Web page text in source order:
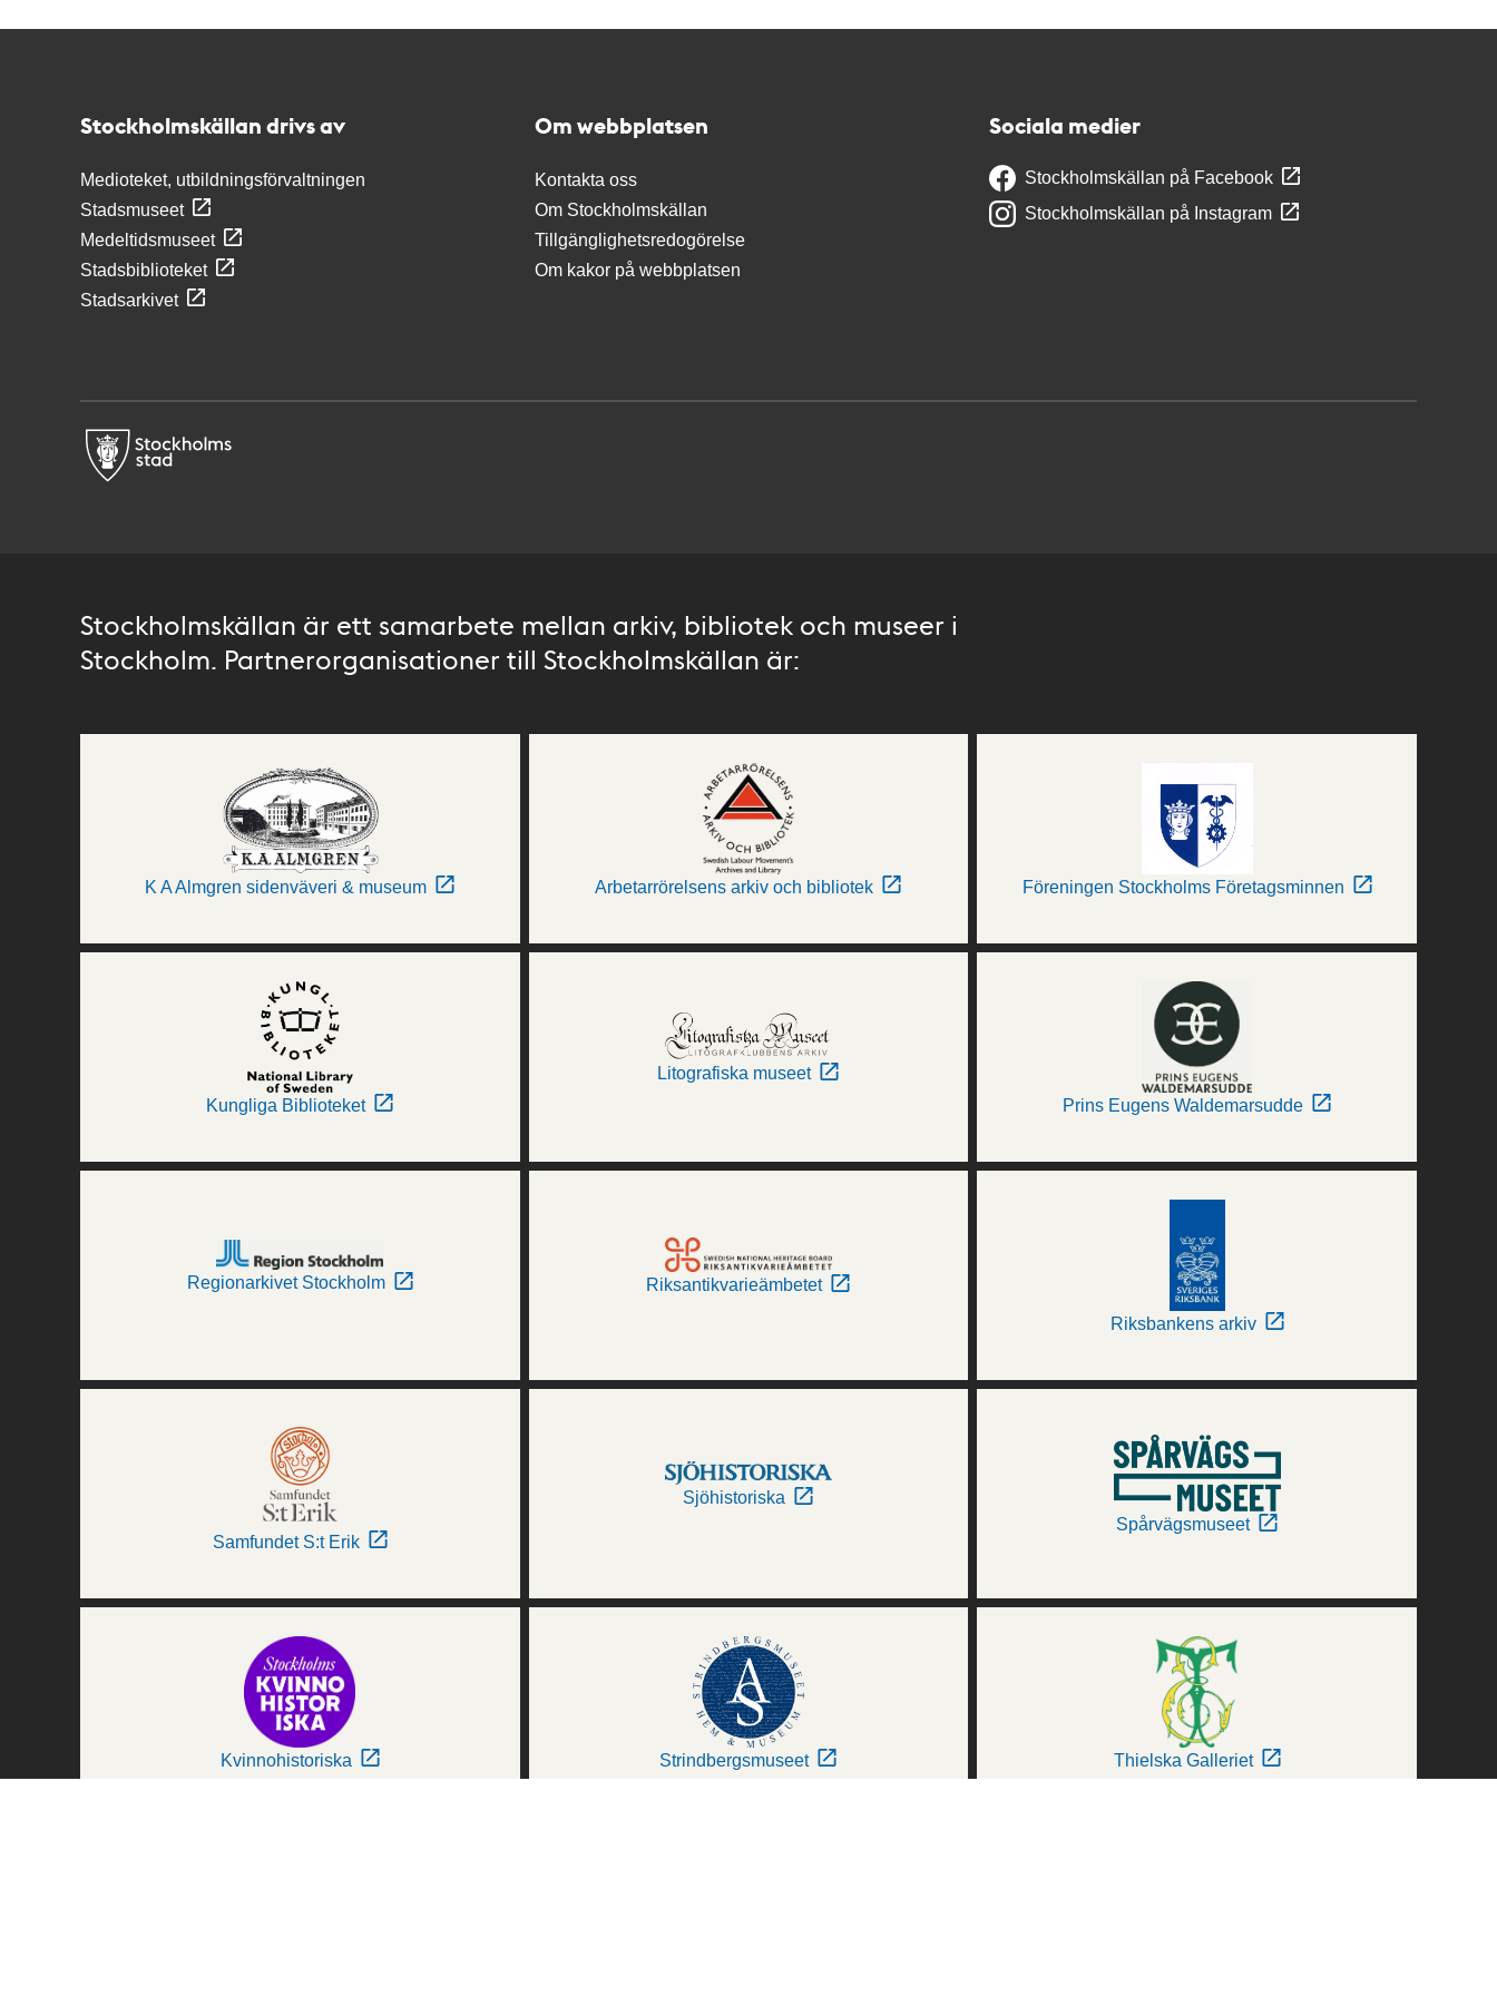
Stockholmskällan drivs av
Medioteket, utbildningsförvaltningen
Stadsmuseet
Medeltidsmuseet
Stadsbiblioteket
Stadsarkivet
Om webbplatsen
Kontakta oss
Om Stockholmskällan
Tillgänglighetsredogörelse
Om kakor på webbplatsen
Sociala medier
Stockholmskällan på Facebook
Stockholmskällan på Instagram
Stockholmskällan är ett samarbete mellan arkiv, bibliotek och museer i
Stockholm. Partnerorganisationer till Stockholmskällan är:
K A Almgren sidenväveri & museum Arbetarrörelsens arkiv och bibliotek Föreningen Stockholms Företagsminnen
Kungliga Biblioteket
Litografiska museet
Prins Eugens Waldemarsudde
Regionarkivet Stockholm Riksantikvarieämbetet
Riksbankens arkiv
Samfundet S:t Erik
Sjöhistoriska
Spårvägsmuseet
Kvinnohistoriska Strindbergsmuseet Thielska Galleriet